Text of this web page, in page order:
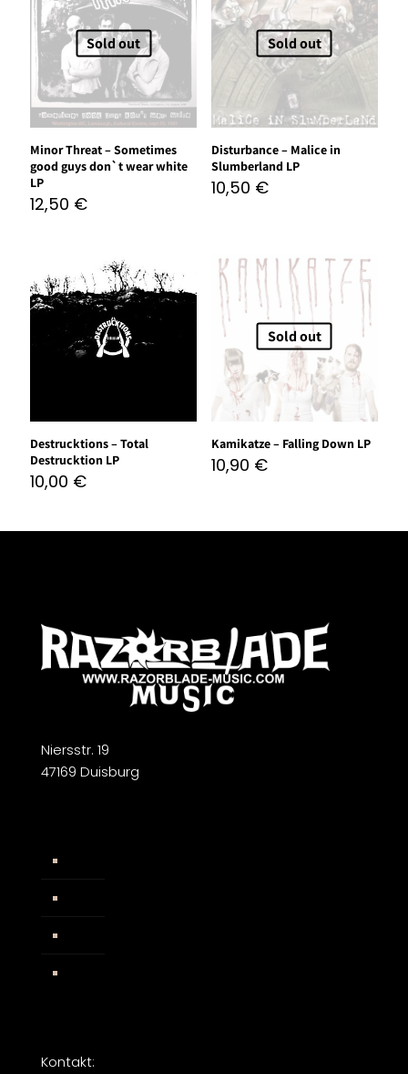
Sold out
Minor Threat – Sometimes
good guys don`t wear white
LP
12,50 €
Sold out
Disturbance – Malice in
Slumberland LP
10,50 €
Destrucktions – Total
Destrucktion LP
10,00 €
Sold out
Kamikatze – Falling Down LP
10,90 €
Niersstr. 19
47169 Duisburg
Kontakt: